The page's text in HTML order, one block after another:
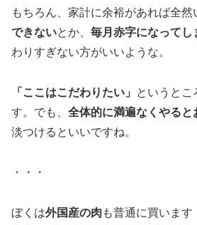
もちろん、家計に余裕があれば全然
できないとか、 毎月赤字になってし
わりすぎない方がいいような。
「ここはこだわりたい」
というとこ
す。でも、 全体的に満遍なくやると
淡つけるといいですね。
・・・
ぼくは外国産の肉 も普通に買いま